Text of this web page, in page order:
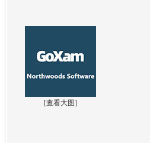
[查看大图]